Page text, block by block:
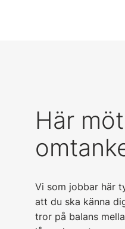
Här
Vi som jobbar här
att du ska känna
tror på balans